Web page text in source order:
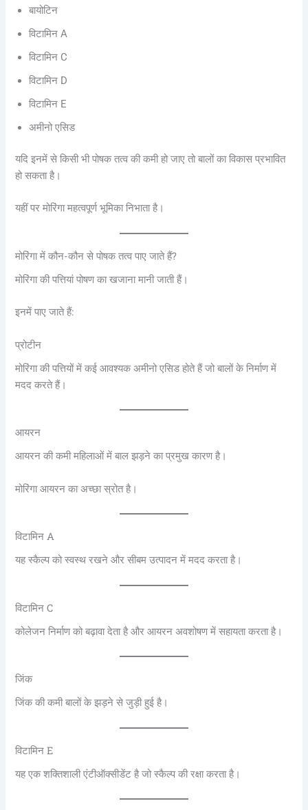
बायोटिन
विटामिन A
विटामिन C
विटामिन D
विटामिन E
अमीनो एसिड
यदि इनमें से किसी भी पोषक तत्व की कमी हो जाए तो बालों का विकास प्रभावित
हो सकता है।
यहीं पर मोरिंगा महत्वपूर्ण भूमिका निभाता है।
मोरिंगा में कौन-कौन से पोषक तत्व पाए जाते हैं?
मोरिंगा की पत्तियां पोषण का खजाना मानी जाती हैं।
इनमें पाए जाते हैं:
प्रोटीन
मोरिंगा की पत्तियों में कई आवश्यक अमीनो एसिड होते हैं जो बालों के निर्माण में
मदद करते हैं।
आयरन
आयरन की कमी महिलाओं में बाल झड़ने का प्रमुख कारण है।
मोरिंगा आयरन का अच्छा स्रोत है।
विटामिन A
यह स्कैल्प को स्वस्थ रखने और सीबम उत्पादन में मदद करता है।
विटामिन C
कोलेजन निर्माण को बढ़ावा देता है और आयरन अवशोषण में सहायता करता है।
जिंक
जिंक की कमी बालों के झड़ने से जुड़ी हुई है।
विटामिन E
यह एक शक्तिशाली एंटीऑक्सीडेंट है जो स्कैल्प की रक्षा करता है।